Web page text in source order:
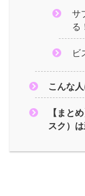
サ
る
ビ
こんな
【まと
スク）